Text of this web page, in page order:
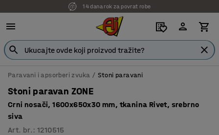
7 godina garancije
Paravani i apsorberi zvuka Stoni paravani
Stoni paravan ZONE
Crni nosači, 1600x650x30 mm, tkanina Rivet, srebrno
siva
Art. br. :1210515